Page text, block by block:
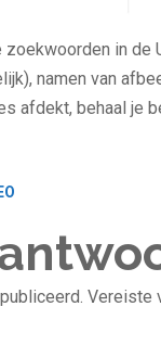
in de
namen van
afdekt, behaal je
Vereiste